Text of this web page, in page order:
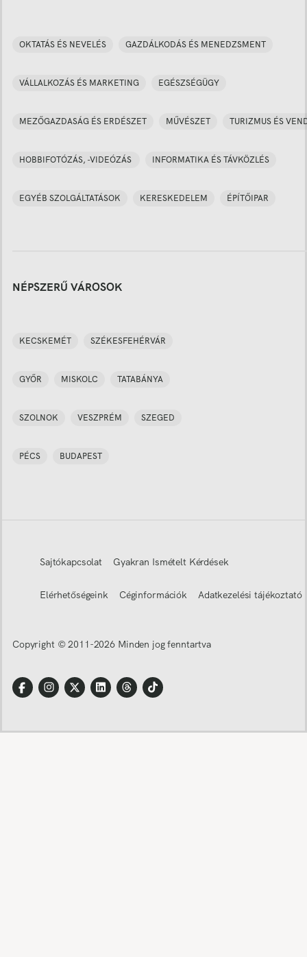
OKTATÁS ÉS NEVELÉS GAZDÁLKODÁS ÉS MENEDZSMENT
VÁLLALKOZÁS ÉS MARKETING EGÉSZSÉGÜGY
MEZŐGAZDASÁG ÉS ERDÉSZET MŰVÉSZET TURIZMUS ÉS
HOBBIFOTÓZÁS, -VIDEÓZÁS INFORMATIKA ÉS TÁVKÖZLÉS
EGYÉB SZOLGÁLTATÁSOK KERESKEDELEM ÉPÍTŐIPAR
NÉPSZERŰ VÁROSOK
KECSKEMÉT SZÉKESFEHÉRVÁR
GYŐR MISKOLC TATABÁNYA
SZOLNOK VESZPRÉM SZEGED
PÉCS BUDAPEST
Sajtókapcsolat Gyakran Ismételt Kérdések
Elérhetőségeink Céginformációk Adatkezelési tájékoztató
Copyright © 2011-2026 Minden jog fenntartva